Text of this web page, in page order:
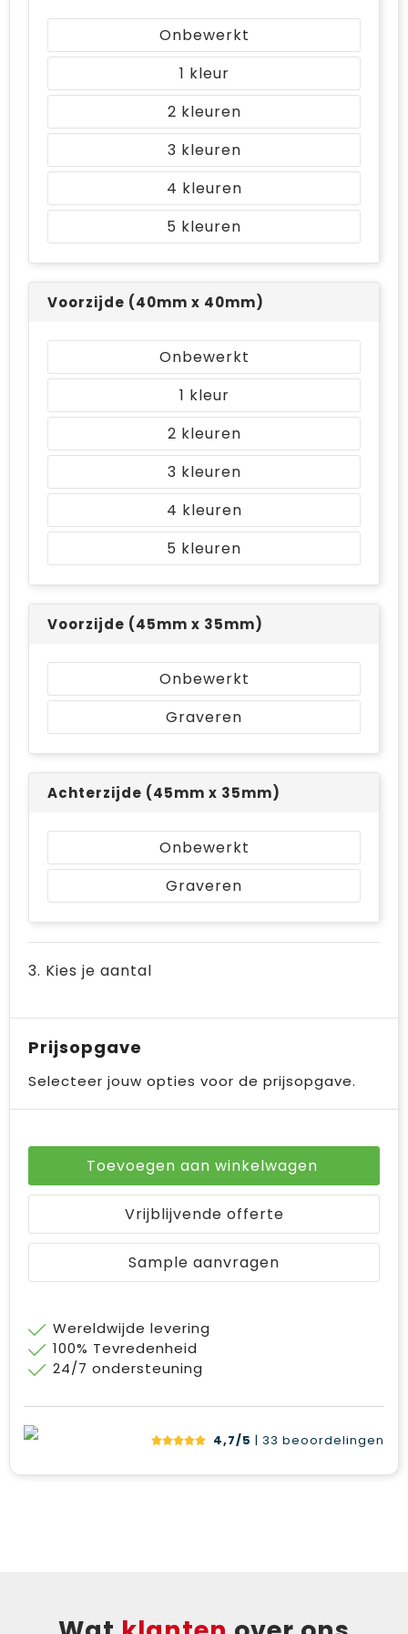
Bodywarmers
Ondergoed en Sokken
Ademhalingsbescherming
Jute tassen
Laptop hoezen en tassen
Schoudertassen
Tablettassen
Onbewerkt
1
2
3
4
5
Voorzijde (40mm x 40mm)
Onbewerkt
1
2
3
4
5
Voorzijde (45mm x 35mm)
Onbewerkt
Graveren
Achterzijde (45mm x 35mm)
Onbewerkt
Graveren
3. Kies je aantal
Prijsopgave
Selecteer jouw opties voor de prijsopgave.
Toevoegen aan winkelwagen
Vrijblijvende offerte
Sample aanvragen
Wereldwijde levering
100% Tevredenheid
24/7 ondersteuning
4,7/5 | 33 beoordelingen